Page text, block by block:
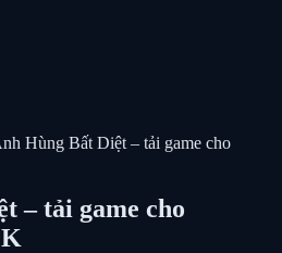
Hùng Bất Diệt – tải game cho
– tải game cho